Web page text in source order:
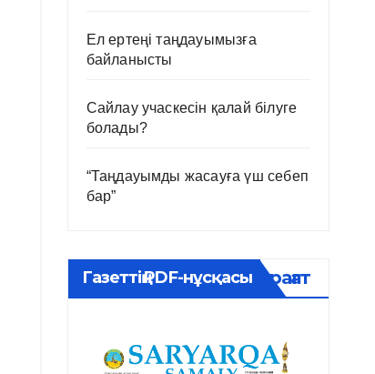
Ел ертеңі таңдауымызға
байланысты
Сайлау учаскесін қалай білуге
болады?
“Таңдауымды жасауға үш себеп
бар”
Газеттің PDF-нұсқасыМұрағат